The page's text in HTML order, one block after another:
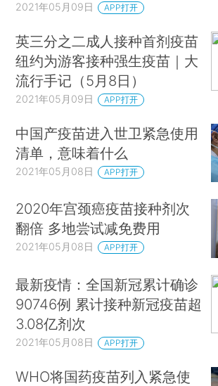
2021年05月09日 APP打开
英三分之二成人接种首剂疫苗
纽约为游客接种强生疫苗｜大
流行手记（5月8日）
2021年05月09日 APP打开
中国产疫苗进入世卫紧急使用
清单，意味着什么
2021年05月08日 APP打开
2020年宫颈癌疫苗接种剂次
翻倍 多地尝试减免费用
2021年05月08日 APP打开
最新疫情：全国新冠累计确诊
90746例 累计接种新冠疫苗超
3.08亿剂次
2021年05月08日 APP打开
WHO将国药疫苗列入紧急使